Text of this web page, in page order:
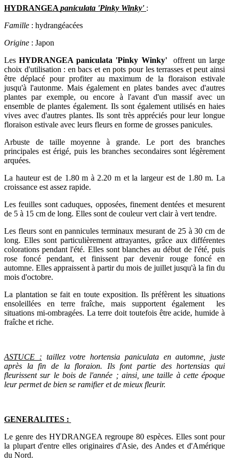
HYDRANGEA paniculata 'Pinky Winky' :
Famille : hydrangéacées
Origine : Japon
LesHYDRANGEA paniculata 'Pinky Winky'
offrent un large
choix d'utilisation : en bacs et en pots pour les terrasses et peut ainsi
être déplacé pour profiter au maximum de la floraison estivale
jusqu'à l'autonme. Mais également en plates bandes avec d'autres
plantes par exemple, ou encore à l'avant d'un massif avec un
ensemble de plantes également. Ils sont également utilisés en haies
vives avec d'autres plantes. Ils sont très appréciés pour leur longue
floraison estivale avec leurs fleurs en forme de grosses panicules.
Arbuste de taille moyenne à grande. Le port des branches
principales est érigé, puis les branches secondaires sont légèrement
arquées.
La hauteur est de 1.80 m à 2.20 m et la largeur est de 1.80 m. La
croissance est assez rapide.
Les feuilles sont caduques, opposées, finement dentées et mesurent
de 5 à 15 cm de long. Elles sont de couleur vert clair à vert tendre.
Les fleurs sont en pannicules terminaux mesurant de 25 à 30 cm de
long. Elles sont particulièrement attrayantes, grâce aux différentes
colorations pendant l'été. Elles sont blanches au début de l'été, puis
rose foncé pendant, et finissent par devenir rouge foncé en
automne. Elles appraissent à partir du mois de juillet jusqu'à la fin du
mois d'octobre.
La plantation se fait en toute exposition. Ils préfèrent les situations
ensoleillées en terre fraîche, mais supportent également les
situations mi-ombragées. La terre doit toutefois être acide, humide à
fraîche et riche.
ASTUCE : taillez votre hortensia paniculata en automne, juste
après la fin de la floraion. Ils font partie des hortensias qui
fleurissent sur le bois de l'année ; ainsi, une taille à cette époque
leur permet de bien se ramifier et de mieux fleurir.
GENERALITES :
Le genre des HYDRANGEA regroupe 80 espèces. Elles sont pour
la plupart d'entre elles originaires d'Asie, des Andes et d'Amérique
du Nord.